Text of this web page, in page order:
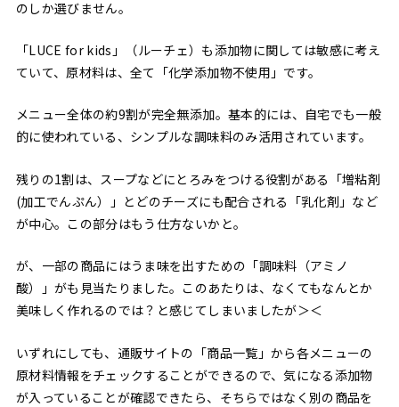
のしか選びません。
「LUCE for kids」（ルーチェ）も添加物に関しては敏感に考え
ていて、原材料は、全て「化学添加物不使用」です。
メニュー全体の約9割が完全無添加。基本的には、自宅でも一般
的に使われている、シンプルな調味料のみ活用されています。
残りの1割は、スープなどにとろみをつける役割がある「増粘剤
(加工でんぷん）」とどのチーズにも配合される「乳化剤」など
が中心。この部分はもう仕方ないかと。
が、一部の商品にはうま味を出すための「調味料（アミノ
酸）」がも見当たりました。このあたりは、なくてもなんとか
美味しく作れるのでは？と感じてしまいましたが＞＜
いずれにしても、通販サイトの「商品一覧」から各メニューの
原材料情報をチェックすることができるので、気になる添加物
が入っていることが確認できたら、そちらではなく別の商品を